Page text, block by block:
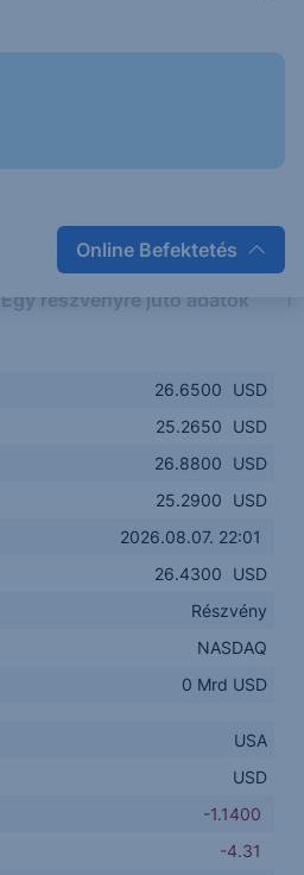
Online Befektetés
Egy részvényre jutó adatok
26.6500
USD
25.2650
USD
26.8800
USD
25.2900
USD
2026.08.07. 22:01
26.4300
USD
Részvény
NASDAQ
0 Mrd USD
USA
USD
-1.1400
-4.31